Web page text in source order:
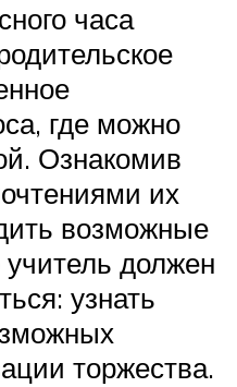
часа
где можно
Ознакомив
их
возможные
учитель должен
узнать
торжества.